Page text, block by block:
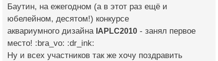
Баутин, на ежегодном (а в этот раз ещё и
юбелейном, десятом!) конкурсе
аквариумного дизайна IAPLC2010 - занял первое
место! :bra_vo: :dr_ink:
Ну и всех участников так же хочу поздравить